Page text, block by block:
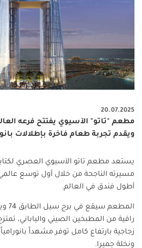
20.07.2025
مطعم "تاتو" الآسيوي يفتتح فرعه
ويقدم تجربة طعام فاخرة بإطلالات
يستعد مطعم تاتو الآسيوي العصري
مسيرته الناجحة من خلال أول توسع
أطول فندق في العالم.
راقية من المطبخين الصيني والياباني،
زجاجية بارتفاع كامل توفر مشهداً
ونخلة جميرا.